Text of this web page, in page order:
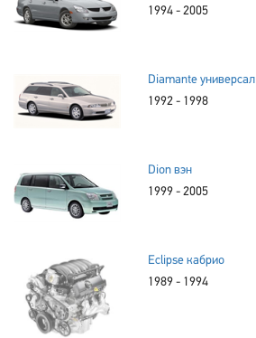
1994 - 2005
Diamante универсал
1992 - 1998
Dion вэн
1999 - 2005
Eclipse кабрио
1989 - 1994